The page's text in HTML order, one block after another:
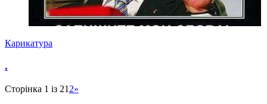
Карикатура
.
Сторінка 1 із 21 2»